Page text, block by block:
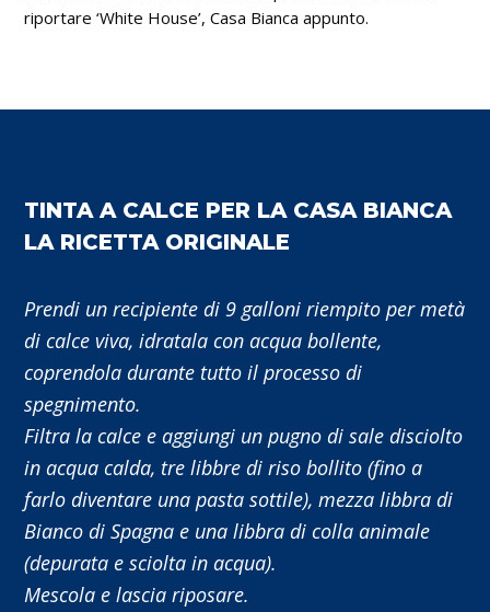
riportare ‘White House’, Casa Bianca appunto.
TINTA A CALCE PER LA CASA BIANCA
LA RICETTA ORIGINALE
Prendi un recipiente di 9 galloni riempito per metà
di calce viva, idratala con acqua bollente,
coprendola durante tutto il processo di
spegnimento.
Filtra la calce e aggiungi un pugno di sale disciolto
in acqua calda, tre libbre di riso bollito (fino a
farlo diventare una pasta sottile), mezza libbra di
Bianco di Spagna e una libbra di colla animale
(depurata e sciolta in acqua).
Mescola e lascia riposare.